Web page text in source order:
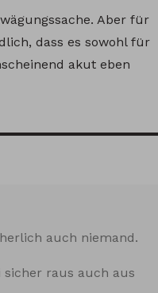
Aber für
dass es sowohl für
akut eben
auch niemand.
raus auch aus